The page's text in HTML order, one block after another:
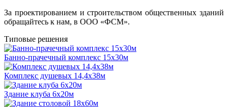
За проектированием и строительством общественных зданий
обращайтесь к нам, в ООО «ФСМ».
Типовые решения
Банно-прачечный комплекс 15х30м
Комплекс душевых 14,4х38м
Здание клуба 6x20м